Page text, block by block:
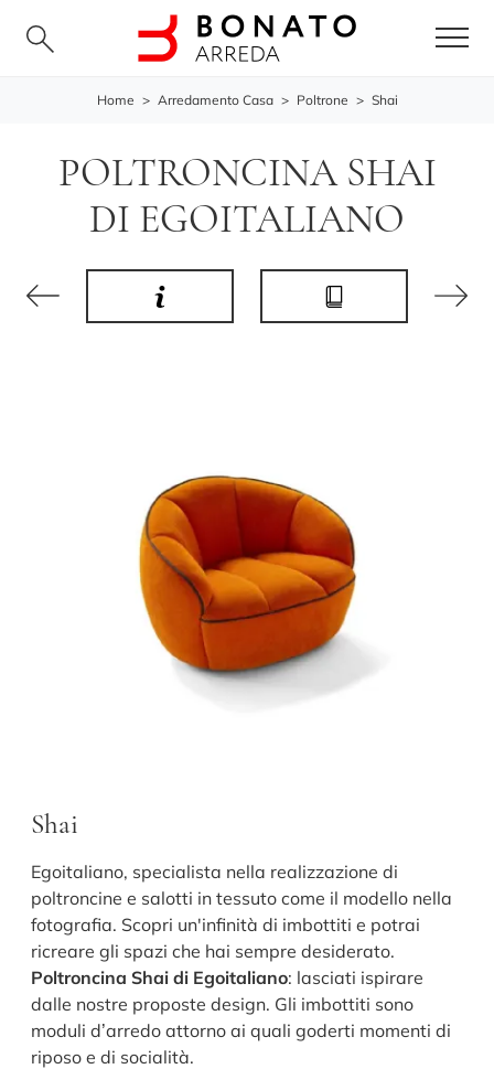
Home > Arredamento Casa > Poltrone > Shai
POLTRONCINA SHAI
DI EGOITALIANO
Shai
Egoitaliano, specialista nella realizzazione di
poltroncine e salotti in tessuto come il modello nella
fotografia. Scopri un'infinità di imbottiti e potrai
ricreare gli spazi che hai sempre desiderato.
Poltroncina Shai di Egoitaliano: lasciati ispirare
dalle nostre proposte design. Gli imbottiti sono
moduli d’arredo attorno ai quali goderti momenti di
riposo e di socialità.